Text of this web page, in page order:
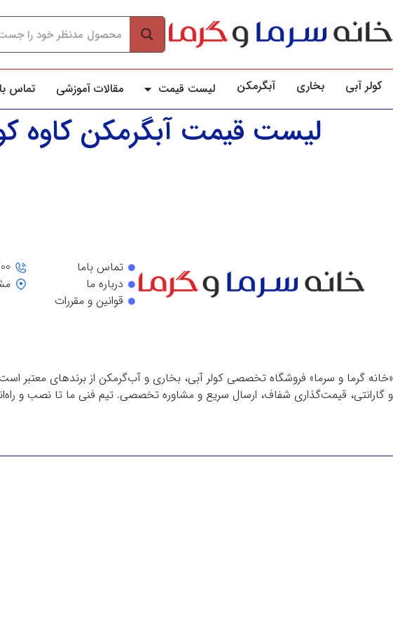
کولر آبي بخاری آبگرمکن لیست قیمت مقالات آموزشی تماس
لیست قیمت آبگرمکن کاوه
تماس باما
درباره ما
قوانین و مقررات
«خانه گرما و سرما» فروشگاه تخصصی کولر آبی، بخاری و آب‌گرمکن از برندهای معتبر
و گارانتی، قیمت‌گذاری شفاف، ارسال سریع و مشاوره تخصصی. تیم فنی ما تا نصب و